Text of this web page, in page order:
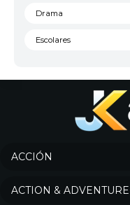
Drama
Escolares
ACCIÓN
ACTION & ADVENTURE